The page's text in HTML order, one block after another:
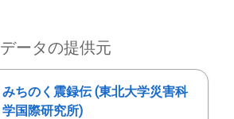
データの提供元
みちのく震録伝 (東北大学災害科
学国際研究所)